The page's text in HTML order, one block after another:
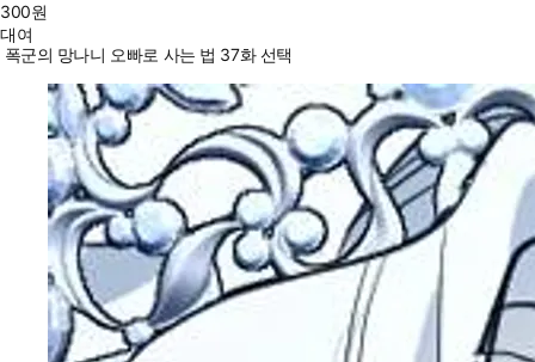
300원
대여
폭군의 망나니 오빠로 사는 법 37화 선택